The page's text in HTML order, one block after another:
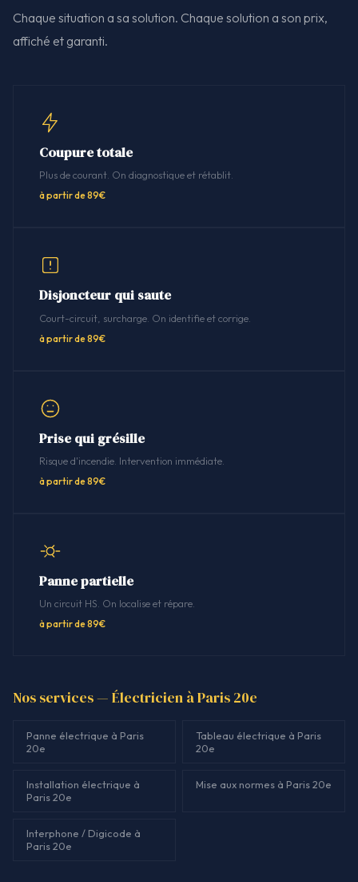
Chaque situation a sa solution. Chaque solution a son prix,
affiché et garanti.
Coupure totale
Plus de courant. On diagnostique et rétablit.
à partir de 89€
Disjoncteur qui saute
Court-circuit, surcharge. On identifie et corrige.
à partir de 89€
Prise qui grésille
Risque d'incendie. Intervention immédiate.
à partir de 89€
Panne partielle
Un circuit HS. On localise et répare.
à partir de 89€
Nos services — Électricien à Paris 20e
Panne électrique à Paris
20e
Tableau électrique à Paris
20e
Installation électrique à
Paris 20e
Mise aux normes à Paris 20e
Interphone / Digicode à
Paris 20e